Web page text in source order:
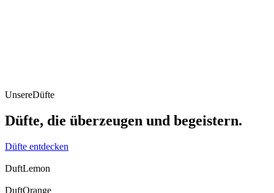
UnsereDüfte
Düfte, die überzeugen und begeistern.
Düfte entdecken
DuftLemon
DuftOrange